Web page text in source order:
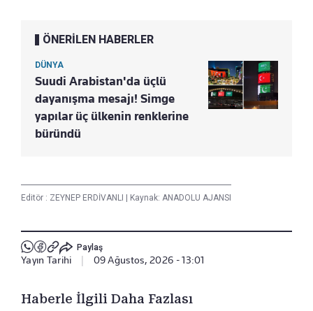
ÖNERİLEN HABERLER
DÜNYA
Suudi Arabistan'da üçlü
dayanışma mesajı! Simge
yapılar üç ülkenin renklerine
büründü
Editör : ZEYNEP ERDİVANLI | Kaynak: ANADOLU AJANSI
Paylaş
Yayın Tarihi 09 Ağustos, 2026 - 13:01
Haberle İlgili Daha Fazlası